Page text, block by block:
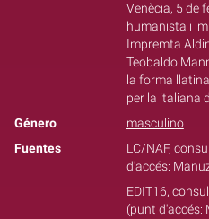
Venècia, 5 de
humanista i
Impremta
Teobaldo
la forma
per la italiana
Género
masculino
Fuentes
LC/NAF,
d'accés:
EDIT16,
(punt d'accés: